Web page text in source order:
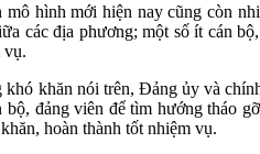
hình mới hiện nay cũng còn
các địa phương; một số ít cán
vụ.
khăn nói trên, Đảng ủy và
đảng viên để tìm hướng tháo
hoàn thành tốt nhiệm vụ.